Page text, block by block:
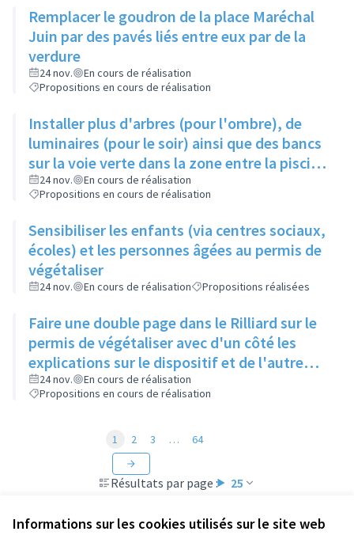
Informations sur les cookies utilisés sur le site web
Remplacer le goudron de la place Maréchal
Juin par des pavés liés entre eux par de la
verdure
24 nov.
En cours de réalisation
Propositions en cours de réalisation
Installer plus d'arbres (pour l'ombre), de
luminaires (pour le soir) ainsi que des bancs
sur la voie verte dans la zone entre la piscine
et la rue de l'Industrie
24 nov.
En cours de réalisation
Propositions en cours de réalisation
Sensibiliser les enfants (via centres sociaux,
écoles) et les personnes âgées au permis de
végétaliser
24 nov. En cours de réalisation Propositions réalisées
Faire une double page dans le Rilliard sur le
permis de végétaliser avec d'un côté les
explications sur le dispositif et de l'autre
côté des exemples concrets de lieux à
investir
24 nov.
En cours de réalisation
Propositions en cours de réalisation
Résultats par page : 25
1 2 3 … 64